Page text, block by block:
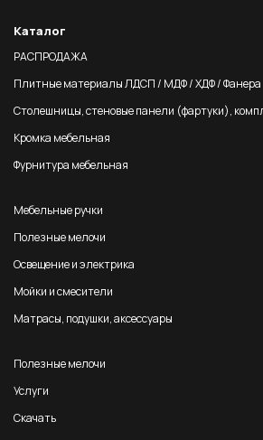
Каталог
РАСПРОДАЖА
Плитные материалы ЛДСП / МДФ / ХДФ / Фанера
Столешницы, стеновые панели (фартуки),
Кромка мебельная
Фурнитура мебельная
Мебельные ручки
Полезные мелочи
Освещение и электрика
Мойки и смесители
Матрасы, подушки, аксессуары
Полезные мелочи
Услуги
Скачать